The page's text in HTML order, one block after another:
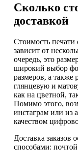
Сколько
доставкой
Стоимость
зависит от
очередь, это
широкий выбор
размеров, а также
глянцевую и
как на цветной,
Помимо этого,
инстаграм или из
качеством
Доставка заказов
способами: